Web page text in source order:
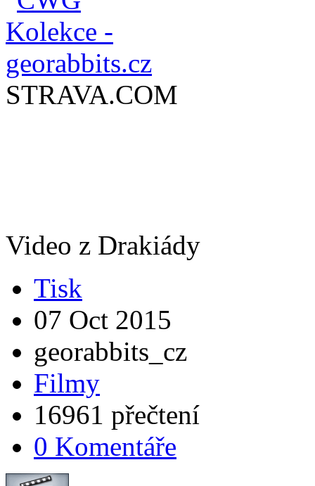
STRAVA.COM
Video z Drakiády
Tisk
07 Oct 2015
georabbits_cz
Filmy
16961 přečtení
0 Komentáře